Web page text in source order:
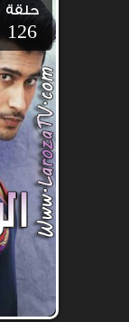
حلقة
126